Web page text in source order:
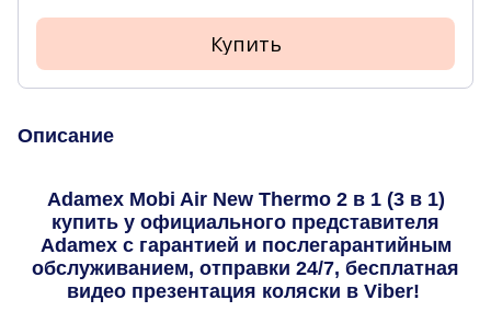
Купить
Описание
Adamex Mobi Air New Thermo 2 в 1 (3 в 1)
купить у официального представителя
Adamex с гарантией и послегарантийным
обслуживанием, отправки 24/7, бесплатная
видео презентация коляски в Viber!